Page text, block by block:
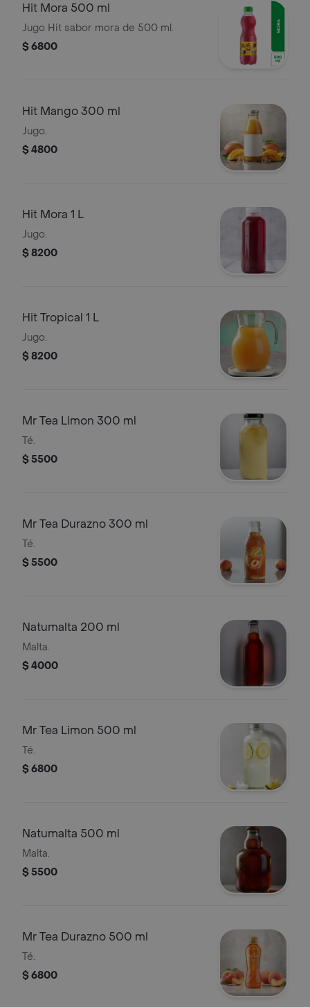
Hit Mora 500 ml
Jugo Hit sabor mora de 500 ml.
$ 6800
Hit Mango 300 ml
Jugo.
$ 4800
Hit Mora 1 L
Jugo.
$ 8200
Hit Tropical 1 L
Jugo.
$ 8200
Mr Tea Limon 300 ml
Té.
$ 5500
Mr Tea Durazno 300 ml
Té.
$ 5500
Natumalta 200 ml
Malta.
$ 4000
Mr Tea Limon 500 ml
Té.
$ 6800
Natumalta 500 ml
Malta.
$ 5500
Mr Tea Durazno 500 ml
Té.
$ 6800